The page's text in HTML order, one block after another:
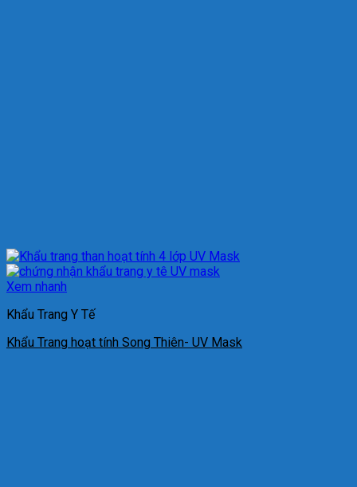
Xem nhanh
Khẩu Trang Y Tế
Khẩu Trang hoạt tính Song Thiên- UV Mask